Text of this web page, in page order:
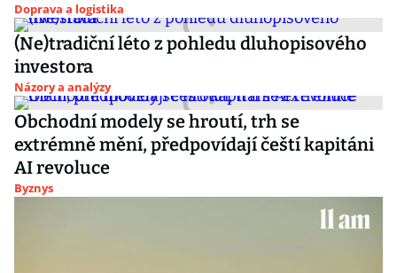
Doprava a logistika
(Ne)tradiční léto z pohledu dluhopisového
investora
Názory a analýzy
Obchodní modely se hroutí, trh se
extrémně mění, předpovídají čeští kapitáni
AI revoluce
Byznys